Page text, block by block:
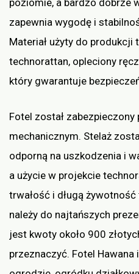
poziomie, a bardzo dobrze
zapewnia wygodę i
Materiał użyty do produkcji
technorattan, opleciony
który gwarantuje
Fotel został
mechanicznym. Stelaż
odporną na uszkodzenia i
a użycie w projekcie
trwałość i długą
należy do najtańszych
jest kwoty około 900
przeznaczyć. Fotel